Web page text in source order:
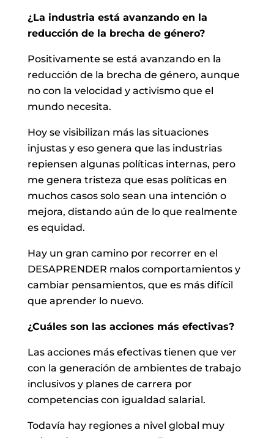
¿La industria está avanzando en la
reducción de la brecha de género?
Positivamente se está avanzando en la
reducción de la brecha de género, aunque
no con la velocidad y activismo que el
mundo necesita.
Hoy se visibilizan más las situaciones
injustas y eso genera que las industrias
repiensen algunas políticas internas, pero
me genera tristeza que esas políticas en
muchos casos solo sean una intención o
mejora, distando aún de lo que realmente
es equidad.
Hay un gran camino por recorrer en el
DESAPRENDER malos comportamientos y
cambiar pensamientos, que es más difícil
que aprender lo nuevo.
¿Cuáles son las acciones más efectivas?
Las acciones más efectivas tienen que ver
con la generación de ambientes de trabajo
inclusivos y planes de carrera por
competencias con igualdad salarial.
Todavía hay regiones a nivel global muy